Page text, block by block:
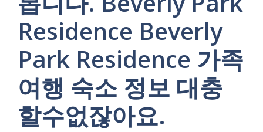
Residence Beverly
Park Residence 가족
여행 숙소 정보 대충
할수없잖아요.